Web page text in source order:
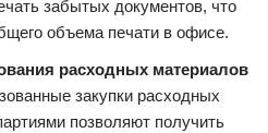
забытых документов, что
объема печати в офисе.
расходных материалов
закупки расходных
позволяют получить